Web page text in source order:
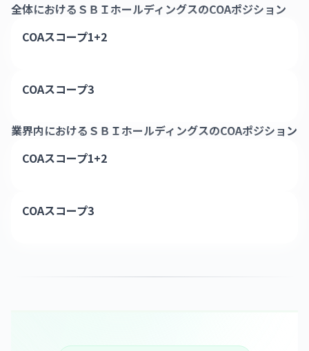
全体における ＳＢＩホールディングスのCOAポジション
COAスコープ1+2
COAスコープ3
業界内における ＳＢＩホールディングスのCOAポジション
COAスコープ1+2
COAスコープ3